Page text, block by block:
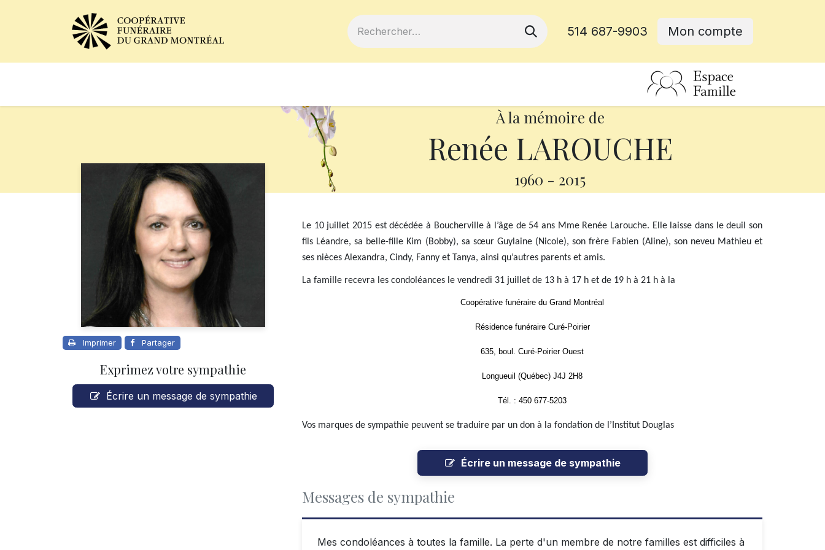
514 687-9903 Mon compte
À la mémoire de
Renée LAROUCHE
1960 - 2015
Imprimer Partager
Exprimez votre sympathie
Écrire un message de sympathie
Le 10 juillet 2015 est décédée à Boucherville à l’âge de 54 ans Mme Renée Larouche. Elle laisse dans le deuil son
fils Léandre, sa belle-fille Kim (Bobby), sa sœur Guylaine (Nicole), son frère Fabien (Aline), son neveu Mathieu et
ses nièces Alexandra, Cindy, Fanny et Tanya, ainsi qu’autres parents et amis.
La famille recevra les condoléances le vendredi 31 juillet de 13 h à 17 h et de 19 h à 21 h à la
Coopérative funéraire du Grand Montréal
Résidence funéraire Curé-Poirier
635, boul. Curé-Poirier Ouest
Longueuil (Québec) J4J 2H8
Tél. : 450 677-5203
Vos marques de sympathie peuvent se traduire par un don à la fondation de l’Institut Douglas
Écrire un message de sympathie
Messages de sympathie
Mes condoléances à toutes la famille. La perte d'un membre de notre familles est difficiles à